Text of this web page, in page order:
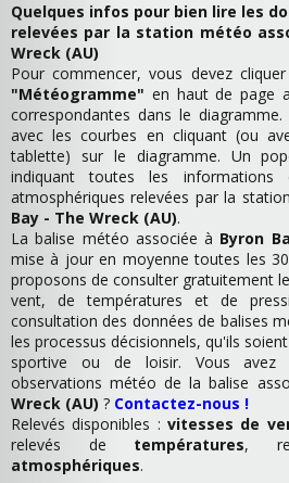
Quelques infos pour bien lire les
relevées par la station météo
Wreck (AU)
Pour commencer, vous devez
"Météogramme" en haut de page
correspondantes dans le
avec les courbes en cliquant (ou
tablette) sur le diagramme. Un
indiquant toutes les informations
atmosphériques relevées par la
Bay - The Wreck (AU).
La balise météo associée à Byron
mise à jour en moyenne toutes les
proposons de consulter gratuitement
vent, de températures et de
consultation des données de balises
les processus décisionnels, qu'ils
sportive ou de loisir. Vous avez
observations météo de la balise
Wreck (AU) ? Contactez-nous !
Relevés disponibles : vitesses de
relevés de températures,
atmosphériques.